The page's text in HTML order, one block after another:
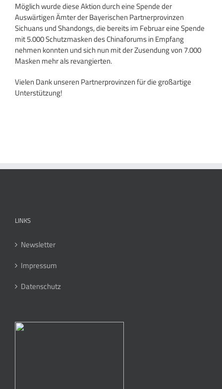
Möglich wurde diese Aktion durch eine Spende der
Auswärtigen Ämter der Bayerischen Partnerprovinzen
Sichuans und Shandongs, die bereits im Februar eine Spende
mit 5.000 Schutzmasken des Chinaforums in Empfang
nehmen konnten und sich nun mit der Zusendung von 7.000
Masken mehr als revangierten.
Vielen Dank unseren Partnerprovinzen für die großartige
Unterstützung!
LINKS
Newsletter
Impressum
Datenschutz